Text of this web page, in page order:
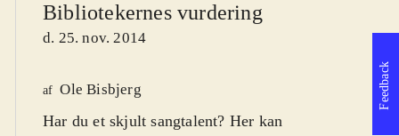
Bibliotekernes vurdering
d. 25. nov. 2014
af Ole Bisbjerg
Har du et skjult sangtalent? Her kan
Feedback